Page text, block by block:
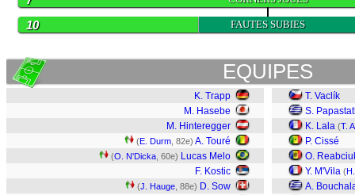
FAUTES SUBIES
10
EQUIPES
K. Trapp
M. Hasebe
M. Hinteregger
(E. Durm , 82e) A. Touré
(O. N'Dicka , 60e) Lucas Melo
F. Kostic
(J. Hauge , 88e) D. Sow
T. Vaclík
S.
K. Lala (T.
P. Cissé
O.
Y. M'Vila (
A.